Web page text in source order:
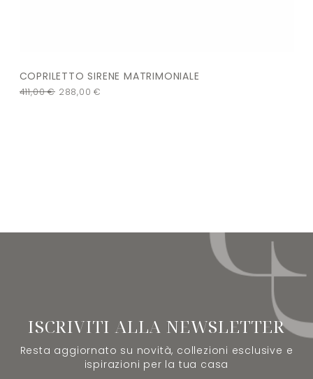
COPRILETTO SIRENE MATRIMONIALE
411,00€ 288,00€
ISCRIVITI ALLA NEWSLETTER
Resta aggiornato su novità, collezioni esclusive e
ispirazioni per la tua casa